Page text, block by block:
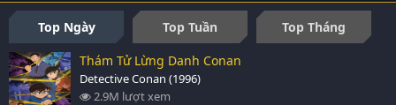
Top Ngày Top Tuần
Top Tháng
Thám Tử Lừng Danh Conan
Detective Conan (1996)
2.9M lượt xem